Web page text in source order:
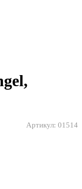
Артикул: 01514